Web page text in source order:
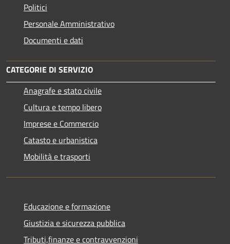
Politici
Personale Amministrativo
Documenti e dati
CATEGORIE DI SERVIZIO
Anagrafe e stato civile
Cultura e tempo libero
Imprese e Commercio
Catasto e urbanistica
Mobilità e trasporti
Educazione e formazione
Giustizia e sicurezza pubblica
Tributi,finanze e contravvenzioni